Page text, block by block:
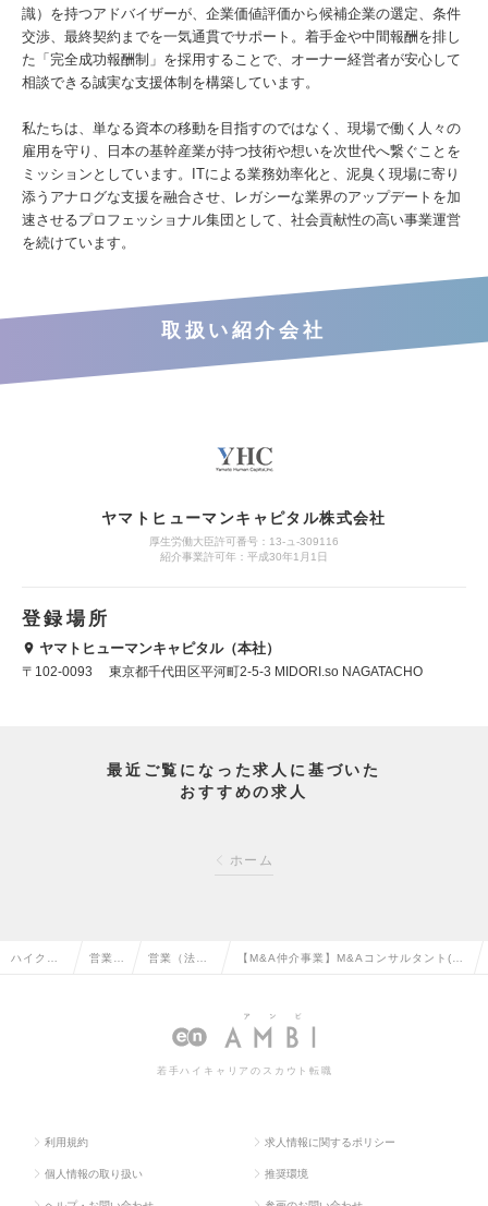
識）を持つアドバイザーが、企業価値評価から候補企業の選定、条件
交渉、最終契約までを一気通貫でサポート。着手金や中間報酬を排し
た「完全成功報酬制」を採用することで、オーナー経営者が安心して
相談できる誠実な支援体制を構築しています。
私たちは、単なる資本の移動を目指すのではなく、現場で働く人々の
雇用を守り、日本の基幹産業が持つ技術や想いを次世代へ繋ぐことを
ミッションとしています。ITによる業務効率化と、泥臭く現場に寄り
添うアナログな支援を融合させ、レガシーな業界のアップデートを加
速させるプロフェッショナル集団として、社会貢献性の高い事業運営
を続けています。
取扱い紹介会社
ヤマトヒューマンキャピタル株式会社
厚生労働大臣許可番号：13-ュ-309116
紹介事業許可年：平成30年1月1日
登録場所
ヤマトヒューマンキャピタル（本社）
〒102-0093 東京都千代田区平河町2-5-3 MIDORI.so NAGATACHO
最近ご覧になった求人に基づいた
おすすめの求人
ホーム
ハイクラ 営業系 営業（法人 【M&A仲介事業】M&Aコンサルタント(経
若手ハイキャリアのスカウト転職
利用規約 求人情報に関するポリシー
個人情報の取り扱い 推奨環境